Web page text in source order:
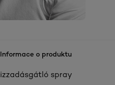
Informace o produktu
izzadásgátló spray